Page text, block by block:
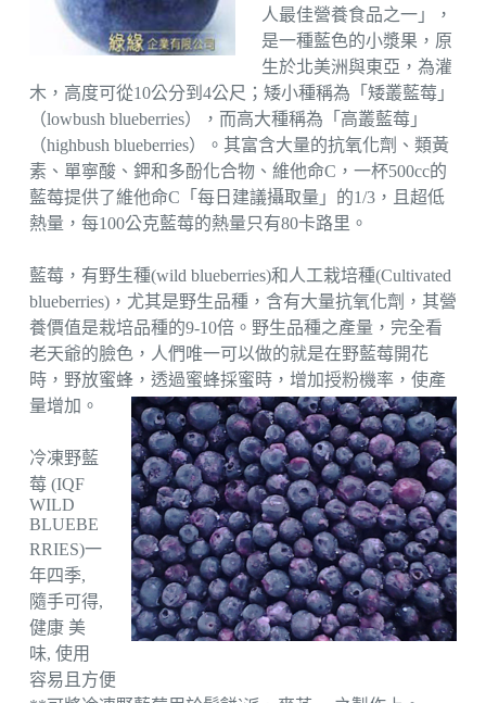
人最佳營養食品之一」，
是一種藍色的小漿果，原
生於北美洲與東亞，為灌
木，高度可從10公分到4公尺；矮小種稱為「矮叢藍莓」
（lowbush blueberries），而高大種稱為「高叢藍莓」
（highbush blueberries）。其富含大量的抗氧化劑、類黃
素、單寧酸、鉀和多酚化合物、維他命C，一杯500cc的
藍莓提供了維他命C「每日建議攝取量」的1/3，且超低
熱量，每100公克藍莓的熱量只有80卡路里。
藍莓，有野生種(wild blueberries)和人工栽培種(Cultivated
blueberries)，尤其是野生品種，含有大量抗氧化劑，其營
養價值是栽培品種的9-10倍。野生品種之產量，完全看
老天爺的臉色，人們唯一可以做的就是在野藍莓開花
時，野放蜜蜂，透過蜜蜂採蜜時，增加授粉機率，使產
量增加。
冷凍野藍
莓 (IQF
WILD
BLUEBE
RRIES)一
年四季,
隨手可得,
健康 美
味, 使用
容易且方便